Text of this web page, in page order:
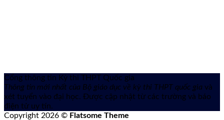
Cổng thông tin Kỳ thi THPT Quốc gia
Thông tin mới nhất của Bộ giáo dục về kỳ thi THPT quốc gia và
xét tuyển vào đại học. Được cập nhật từ các trường và báo
điện tử uy tín.
Copyright 2026 © Flatsome Theme